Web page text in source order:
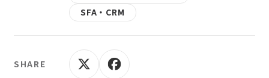
SFA・CRM
SHARE